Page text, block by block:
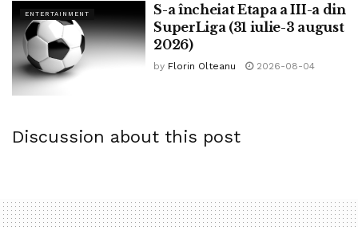
ENTERTAINMENT
S-a încheiat Etapa a III-a din
SuperLiga (31 iulie-3 august
2026)
by Florin Olteanu 2026-08-04
Discussion about this post